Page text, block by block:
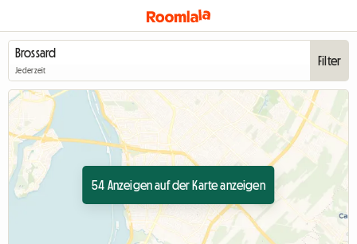
Jederzeit
Filter
54 Anzeigen auf der Karte anzeigen